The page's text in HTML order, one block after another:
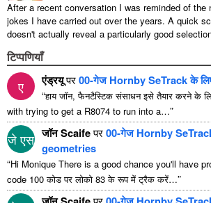
After a recent conversation I was reminded of the
jokes I have carried out over the years. A quick
doesn't actually reveal a particularly good
टिप्पणियाँ
ए एंड्रयूपर00-गेज Hornby SeTrack के
“हाय जॉन, फैनटैस्टिक संसाधन इसे तैयार करने के
with trying to get a R8074 to run into a…”
जे एस जॉन Scaifeपर00-गेज Hornby
geometries
“Hi Monique There is a good chance you'll have
code 100 कोड पर लोको 83 के रूप में ट्रैक करें…”